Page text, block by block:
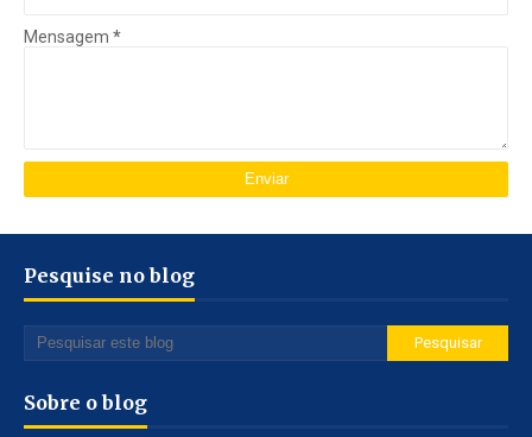
Mensagem *
Pesquise no blog
Sobre o blog